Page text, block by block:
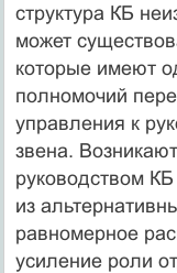
структура КБ
может
которые имеют
полномочий
управления к
звена.
руководством
из
равномерное
усиление роли